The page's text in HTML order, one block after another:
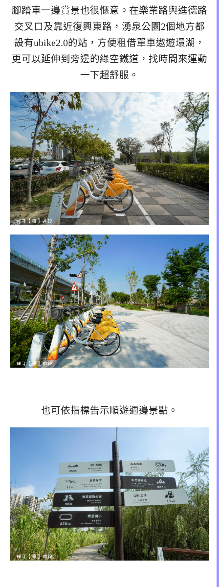
腳踏車一邊賞景也很愜意。在樂業路與進德路
交叉口及靠近復興東路，湧泉公園2個地方都
設有ubike2.0的站，方便租借單車遨遊環湖，
更可以延伸到旁邊的綠空鐵道，找時間來運動
一下超舒服。
也可依指標告示順遊週邊景點。